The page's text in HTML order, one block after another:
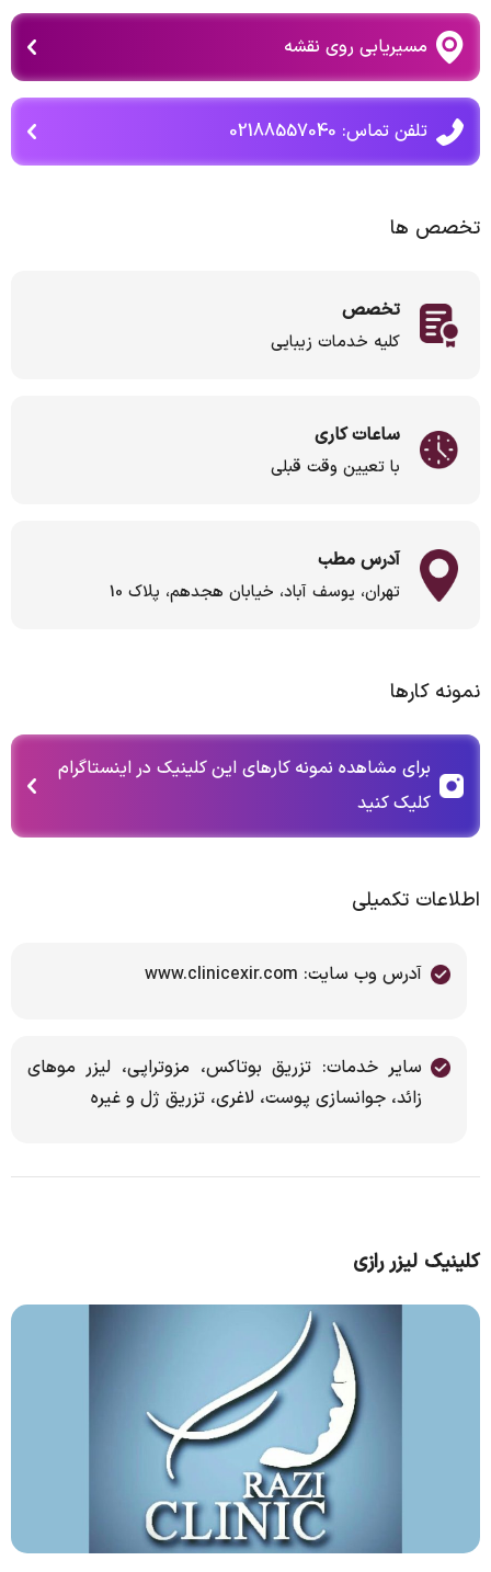
مسیریابی روی نقشه
تلفن تماس: 02188557040
تخصص ها
تخصص
کلیه خدمات زیبایی
ساعات کاری
با تعیین وقت قبلی
آدرس مطب
تهران، یوسف آباد، خیابان هجدهم، پلاک 10
نمونه کارها
برای مشاهده نمونه کارهای این کلینیک در اینستاگرام
کلیک کنید
اطلاعات تکمیلی
آدرس وب سایت: www.clinicexir.com
سایر خدمات: تزریق بوتاکس، مزوتراپی، لیزر موهای
زائد، جوانسازی پوست، لاغری، تزریق ژل و غیره
کلینیک لیزر رازی